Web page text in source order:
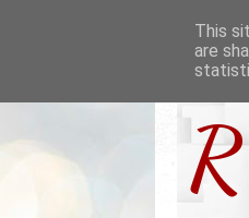
This
are